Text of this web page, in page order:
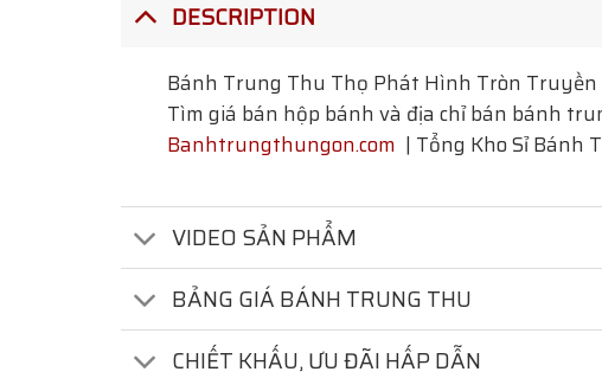
DESCRIPTION
Bánh Trung Thu Thọ Phát Hình Tròn Truyền
Tìm giá bán hộp bánh và địa chỉ bán bánh
Banhtrungthungon.com | Tổng Kho Sỉ Bánh
VIDEO SẢN PHẨM
BẢNG GIÁ BÁNH TRUNG THU
CHIẾT KHẤU, ƯU ĐÃI HẤP DẪN